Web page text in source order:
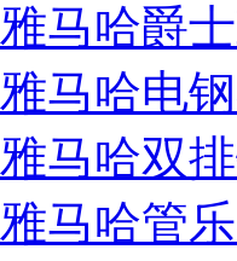
雅马哈爵
雅马哈电
雅马哈双
雅马哈管